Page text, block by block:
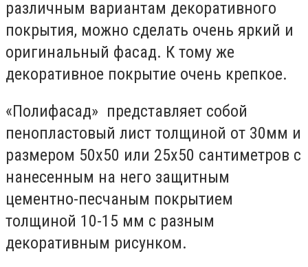
различным вариантам декоративного
покрытия, можно сделать очень яркий и
оригинальный фасад. К тому же
декоративное покрытие очень крепкое.
«Полифасад» представляет собой
пенопластовый лист толщиной от 30мм и
размером 50х50 или 25х50 сантиметров с
нанесенным на него защитным
цементно-песчаным покрытием
толщиной 10-15 мм с разным
декоративным рисунком.